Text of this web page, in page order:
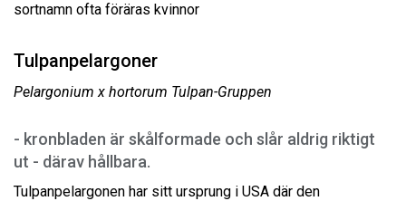
sortnamn ofta föräras kvinnor
Tulpanpelargoner
Pelargonium x hortorum Tulpan-Gruppen
- kronbladen är skålformade och slår aldrig riktigt
ut - därav hållbara.
Tulpanpelargonen har sitt ursprung i USA där den